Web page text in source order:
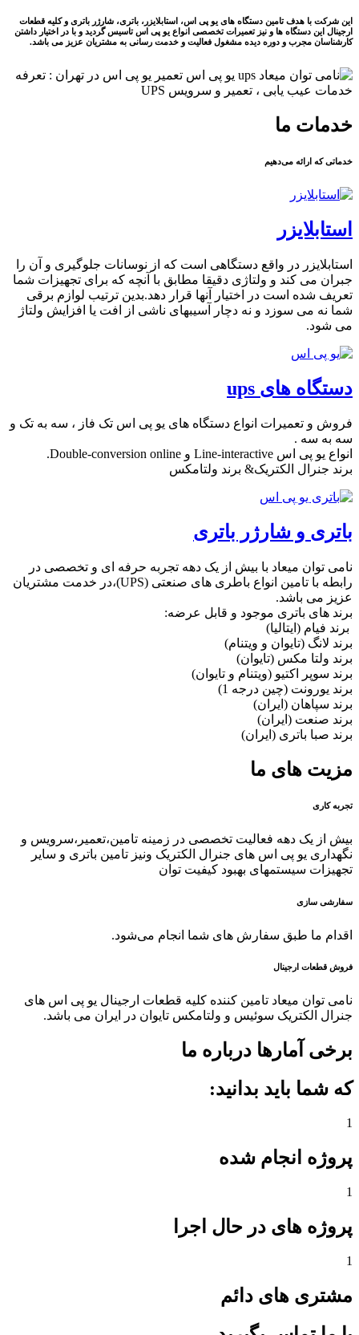
این شرکت با هدف تامین دستگاه های یو پی اس، استابلایزر، باتری، شارژر باتری و کلیه قطعات
ارجینال این دستگاه ها و نیز تعمیرات تخصصی انواع یو پی اس تاسیس گردید و با در اختیار داشتن
کارشناسان مجرب و دوره دیده مشغول فعالیت و خدمت رسانی به مشتریان عزیز می باشد.
خدمات ما
خدماتی که ارائه می‌دهیم
استابلایزر
استابلایزر در واقع دستگاهی است که از نوسانات جلوگیری و آن را
جبران می کند و ولتاژی دقیقا مطابق با آنچه که برای تجهیزات شما
تعریف شده است در اختیار آنها قرار دهد.بدین ترتیب لوازم برقی
شما نه می سوزد و نه دچار آسیبهای ناشی از افت یا افزایش ولتاژ
می شود.
دستگاه های ups
فروش و تعمیرات انواع دستگاه های یو پی اس تک فاز ، سه به تک و
سه به سه .
انواع یو پی اس Line-interactive و Double-conversion online.
برند جنرال الکتریک& برند ولتامکس
باتری و شارژر باتری
نامی توان میعاد با بیش از یک دهه تجربه حرفه ای و تخصصی در
رابطه با تامین انواع باطری های صنعتی (UPS)،در خدمت مشتریان
عزیز می باشد.
برند های باتری موجود و قابل عرضه:
برند فیام (ایتالیا)
برند لانگ (تایوان و ویتنام)
برند ولتا مکس (تایوان)
برند سوپر اکتیو (ویتنام و تایوان)
برند یورونت (چین درجه 1)
برند سپاهان (ایران)
برند صنعت (ایران)
برند صبا باتری (ایران)
مزیت های ما
تجربه کاری
بیش از یک دهه فعالیت تخصصی در زمینه تامین،تعمیر،سرویس و
نگهداری یو پی اس های جنرال الکتریک ونیز تامین باتری و سایر
تجهیزات سیستمهای بهبود کیفیت توان
سفارشی سازی
اقدام ما طبق سفارش های شما انجام می‌شود.
فروش قطعات ارجینال
نامی توان میعاد تامین کننده کلیه قطعات ارجینال یو پی اس های
جنرال الکتریک سوئیس و ولتامکس تایوان در ایران می باشد.
برخی آمارها درباره ما
که شما باید بدانید:
1
پروژه انجام شده
1
پروژه های در حال اجرا
1
مشتری های دائم